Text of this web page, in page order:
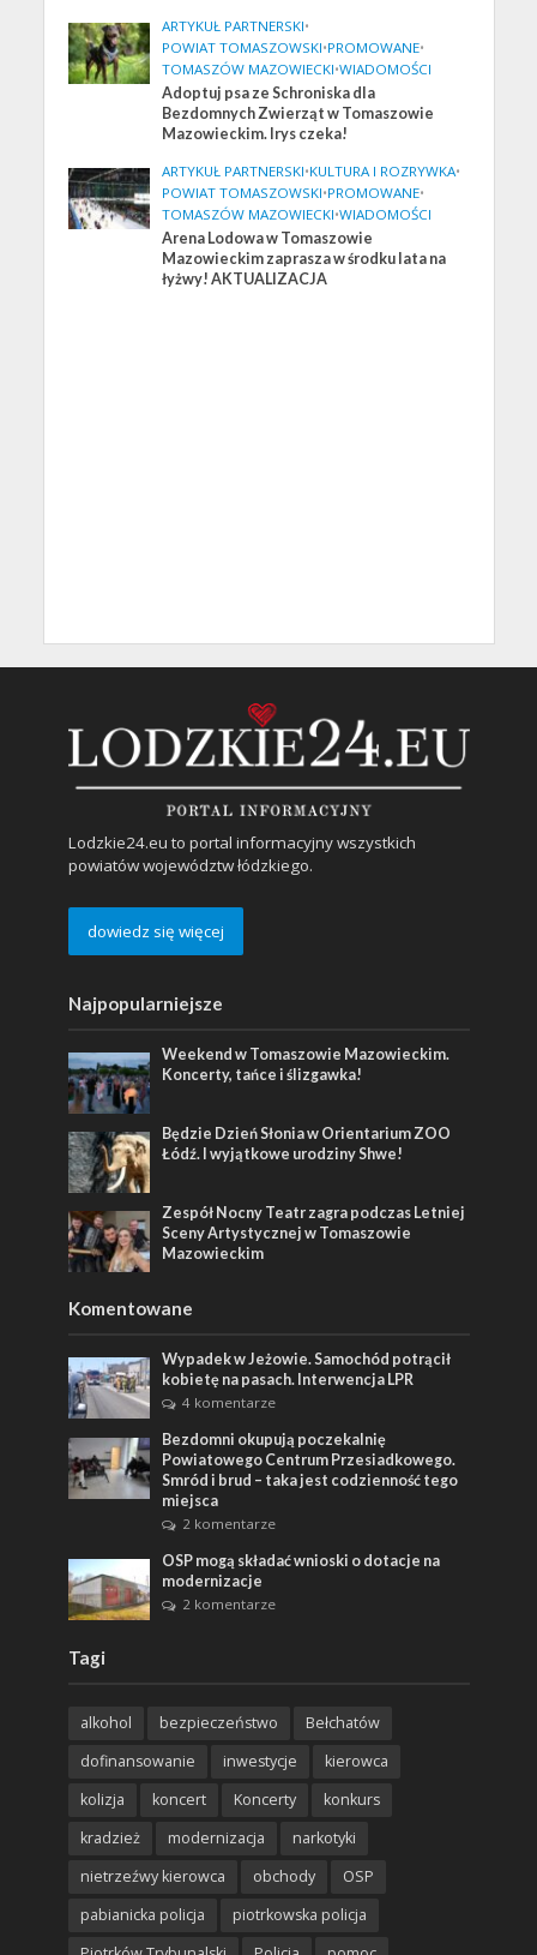
ARTYKUŁ PARTNERSKI•
POWIAT TOMASZOWSKI•PROMOWANE•
TOMASZÓW MAZOWIECKI•WIADOMOŚCI
Adoptuj psa ze Schroniska dla
Bezdomnych Zwierząt w Tomaszowie
Mazowieckim. Irys czeka!
ARTYKUŁ PARTNERSKI•KULTURA I ROZRYWKA•
POWIAT TOMASZOWSKI•PROMOWANE•
TOMASZÓW MAZOWIECKI•WIADOMOŚCI
Arena Lodowa w Tomaszowie
Mazowieckim zaprasza w środku lata na
łyżwy! AKTUALIZACJA
Lodzkie24.eu to portal informacyjny wszystkich
powiatów województw łódzkiego.
dowiedz się więcej
Najpopularniejsze
Weekend w Tomaszowie Mazowieckim.
Koncerty, tańce i ślizgawka!
Będzie Dzień Słonia w Orientarium ZOO
Łódź. I wyjątkowe urodziny Shwe!
Zespół Nocny Teatr zagra podczas Letniej
Sceny Artystycznej w Tomaszowie
Mazowieckim
Komentowane
Wypadek w Jeżowie. Samochód potrącił
kobietę na pasach. Interwencja LPR
4 komentarze
Bezdomni okupują poczekalnię
Powiatowego Centrum Przesiadkowego.
Smród i brud – taka jest codzienność tego
miejsca
2 komentarze
OSP mogą składać wnioski o dotacje na
modernizacje
2 komentarze
Tagi
alkohol bezpieczeństwo
Bełchatów
dofinansowanie
inwestycje
kierowca
kolizja
koncert Koncerty
konkurs
kradzież
modernizacja
narkotyki
nietrzeźwy kierowca
obchody
OSP
pabianicka policja
piotrkowska policja